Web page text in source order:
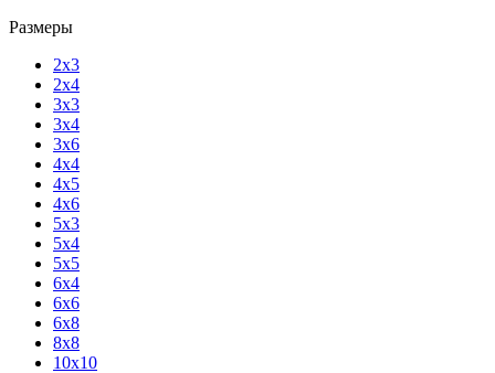
Размеры
2x3
2x4
3x3
3x4
3x6
4x4
4x5
4x6
5x3
5x4
5x5
6x4
6x6
6x8
8x8
10x10